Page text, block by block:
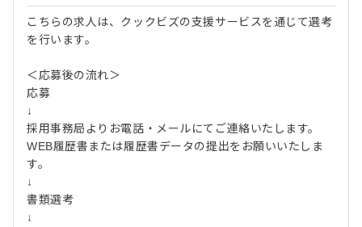
こちらの求人は、クックビズの支援サービスを通じて選考
を行います。
＜応募後の流れ＞
応募
↓
採用事務局よりお電話・メールにてご連絡いたします。
WEB履歴書または履歴書データの提出をお願いいたしま
す。
↓
書類選考
↓